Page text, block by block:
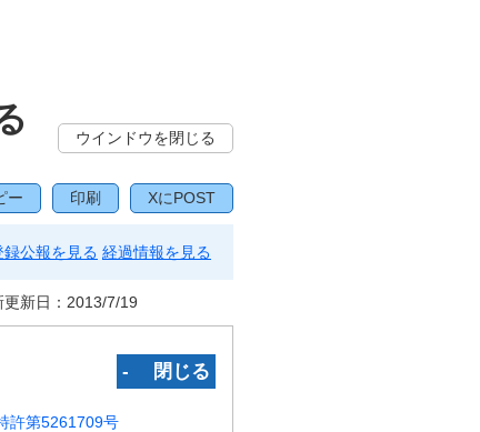
ウインドウを閉じる
ー 印刷 XにPOST
録公報を見る 経過情報を見る
新日： 2013/7/19
‐ 閉じる
許第5261709号